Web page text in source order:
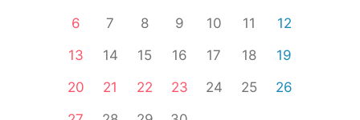
6 7 8 9 10 11
12
13
14 15 16 17 18
19
20
21 22 23 24 25
26